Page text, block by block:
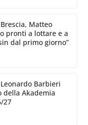
Matteo
pronti a lottare e a
dal primo giorno”
Barbieri
Akademia
27